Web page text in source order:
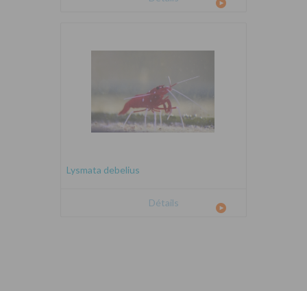
Lysmata debelius
Détails